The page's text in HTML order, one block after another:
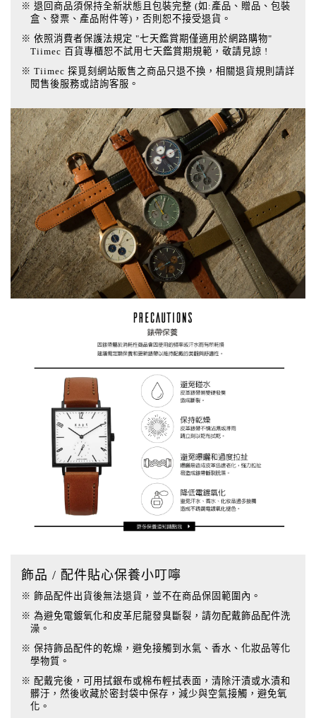
※ 退回商品須保持全新狀態且包裝完整 (如:產品、贈品、包裝
盒、發票、產品附件等)，否則恕不接受退貨。
※ 依照消費者保護法規定 "七天鑑賞期僅適用於網路購物"
Tiimec 百貨專櫃恕不試用七天鑑賞期規範，敬請見諒 !
※ Tiimec 探覓刻網站販售之商品只退不換，相關退貨規則請詳
閱售後服務或諮詢客服。
飾品 / 配件貼心保養小叮嚀
※ 飾品配件出貨後無法退貨，並不在商品保固範圍內。
※ 為避免電鍍氧化和皮革尼龍發臭斷裂，請勿配戴飾品配件洗
澡。
※ 保持飾品配件的乾燥，避免接觸到水氣、香水、化妝品等化
學物質。
※ 配戴完後，可用拭銀布或棉布輕拭表面，清除汗漬或水漬和
髒汙，然後收藏於密封袋中保存，減少與空氣接觸，避免氧
化。